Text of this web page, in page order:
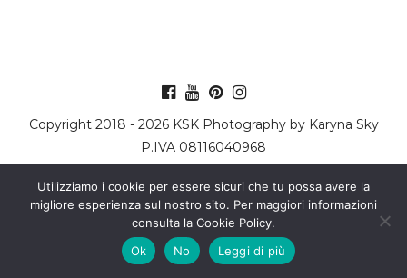
Copyright 2018 - 2026 KSK Photography by Karyna Sky
P.IVA 08116040968
Utilizziamo i cookie per essere sicuri che tu possa avere la
migliore esperienza sul nostro sito. Per maggiori informazioni
consulta la Cookie Policy.
Ok
No Leggi di più